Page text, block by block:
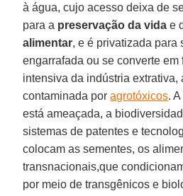
à água, cujo acesso deixa de
para a preservação da vida e
alimentar, e é privatizada para
engarrafada ou se converte
intensiva da indústria extrativa,
contaminada poragrotóxicos.
está ameaçada, a
sistemas de patentes e
colocam as sementes, os
transnacionais,que
por meio de transgênicos e